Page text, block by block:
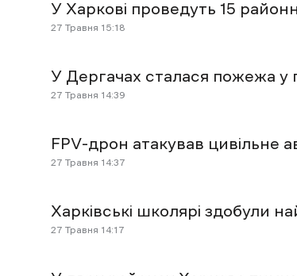
У Харкові проведуть 15
27 Травня 15:18
У Дергачах сталася пожежа у
27 Травня 14:39
FPV-дрон атакував цивільне
27 Травня 14:37
Харківські школярі здобули
27 Травня 14:17